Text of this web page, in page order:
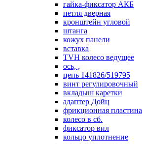
гайка-фиксатор АКБ
петля дверная
кронштейн угловой
штанга
кожух панели
вставка
TVH колесо ведущее
ось, ,
цепь 141826/519795
винт регулировочный
вкладыш каретки
адаптер Дойц
фрикционная пластина
колесо в сб.
фиксатор вил
кольцо уплотнение